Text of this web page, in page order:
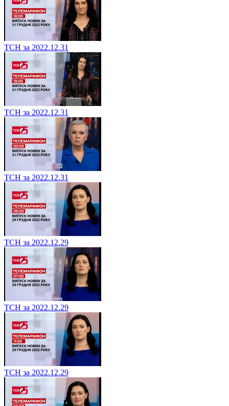
ТСН за 2022.12.31
ТСН за 2022.12.31
ТСН за 2022.12.31
ТСН за 2022.12.29
ТСН за 2022.12.29
ТСН за 2022.12.29